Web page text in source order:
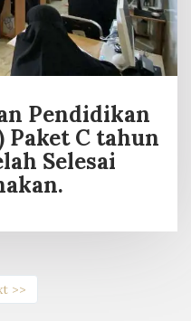
Pendidikan
Paket C tahun
Selesai
>>